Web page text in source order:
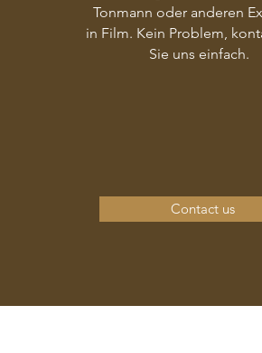
Tonmann oder anderen
in Film. Kein Problem,
Sie uns einfach.
Contact us